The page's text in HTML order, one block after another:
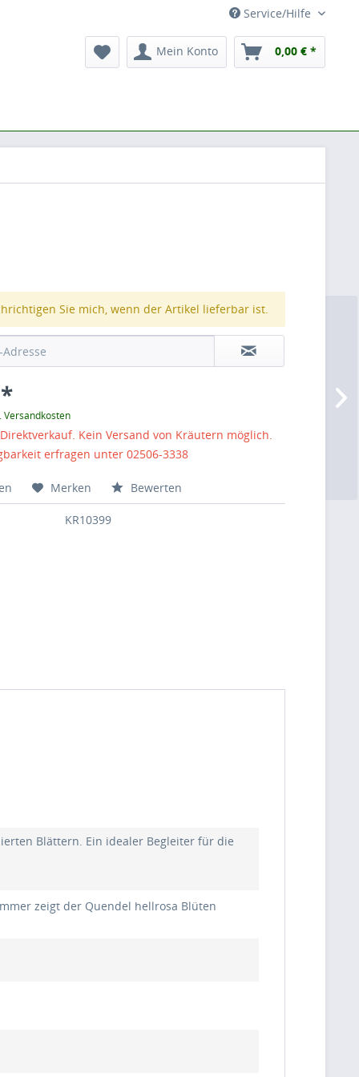
Service/Hilfe
Mein Konto 0,00 € *
Sie mich, wenn der Artikel lieferbar ist.
Versandkosten
Kein Versand von Kräutern möglich.
erfragen unter 02506-3338
Merken Bewerten
KR10399
Blättern. Ein idealer Begleiter für die
zeigt der Quendel hellrosa Blüten